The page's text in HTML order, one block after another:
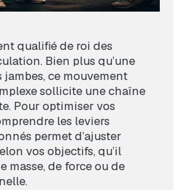
qualifié de roi des
Bien plus qu’une
ce mouvement
sollicite une chaîne
Pour optimiser vos
les leviers
permet d’ajuster
vos objectifs, qu’il
masse, de force ou de